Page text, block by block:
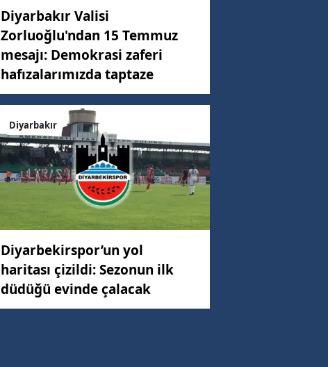
Diyarbakır Valisi
Zorluoğlu'ndan 15 Temmuz
mesajı: Demokrasi zaferi
hafızalarımızda taptaze
Diyarbakır
Diyarbekirspor’un yol
haritası çizildi: Sezonun ilk
düdüğü evinde çalacak